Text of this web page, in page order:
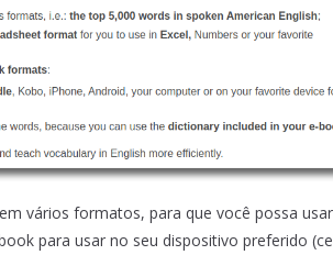
vários formatos, para que você possa
para usar no seu dispositivo preferido